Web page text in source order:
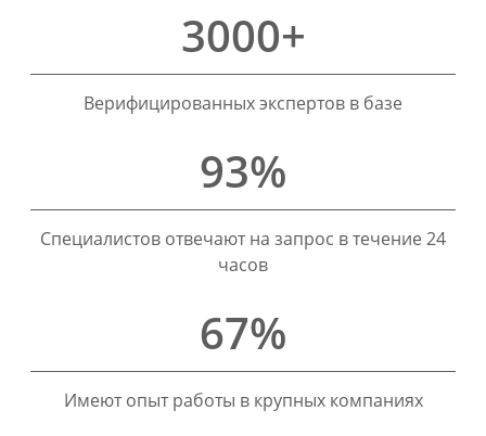
3000+
Верифицированных экспертов в базе
93%
Специалистов отвечают на запрос в течение 24
часов
67%
Имеют опыт работы в крупных компаниях